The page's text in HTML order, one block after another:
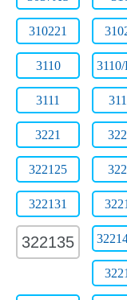
310221
3110
3111
3221
322125
322131
322135